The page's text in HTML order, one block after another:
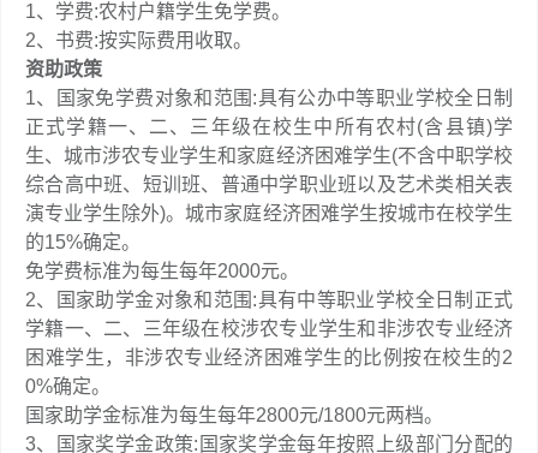
1、学费:农村户籍学生免学费。
2、书费:按实际费用收取。
资助政策
1、国家免学费对象和范围:具有公办中等职业学校全日制
正式学籍一、二、三年级在校生中所有农村(含县镇)学
生、城市涉农专业学生和家庭经济困难学生(不含中职学校
综合高中班、短训班、普通中学职业班以及艺术类相关表
演专业学生除外)。城市家庭经济困难学生按城市在校学生
的15%确定。
免学费标准为每生每年2000元。
2、国家助学金对象和范围:具有中等职业学校全日制正式
学籍一、二、三年级在校涉农专业学生和非涉农专业经济
困难学生，非涉农专业经济困难学生的比例按在校生的2
0%确定。
国家助学金标准为每生每年2800元/1800元两档。
3、国家奖学金政策:国家奖学金每年按照上级部门分配的